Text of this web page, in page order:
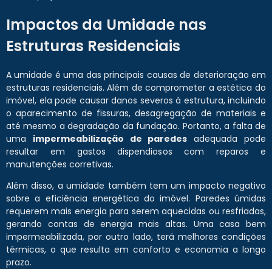
Impactos da Umidade nas
Estruturas Residenciais
A umidade é uma das principais causas de deterioração em
estruturas residenciais. Além de comprometer a estética do
imóvel, ela pode causar danos severos à estrutura, incluindo
o aparecimento de fissuras, desagregação de materiais e
até mesmo a degradação da fundação. Portanto, a falta de
uma impermeabilização de paredes adequada pode
resultar em gastos dispendiosos com reparos e
manutenções corretivas.
Além disso, a umidade também tem um impacto negativo
sobre a eficiência energética do imóvel. Paredes úmidas
requerem mais energia para serem aquecidas ou resfriadas,
gerando contas de energia mais altas. Uma casa bem
impermeabilizada, por outro lado, terá melhores condições
térmicas, o que resulta em conforto e economia a longo
prazo.